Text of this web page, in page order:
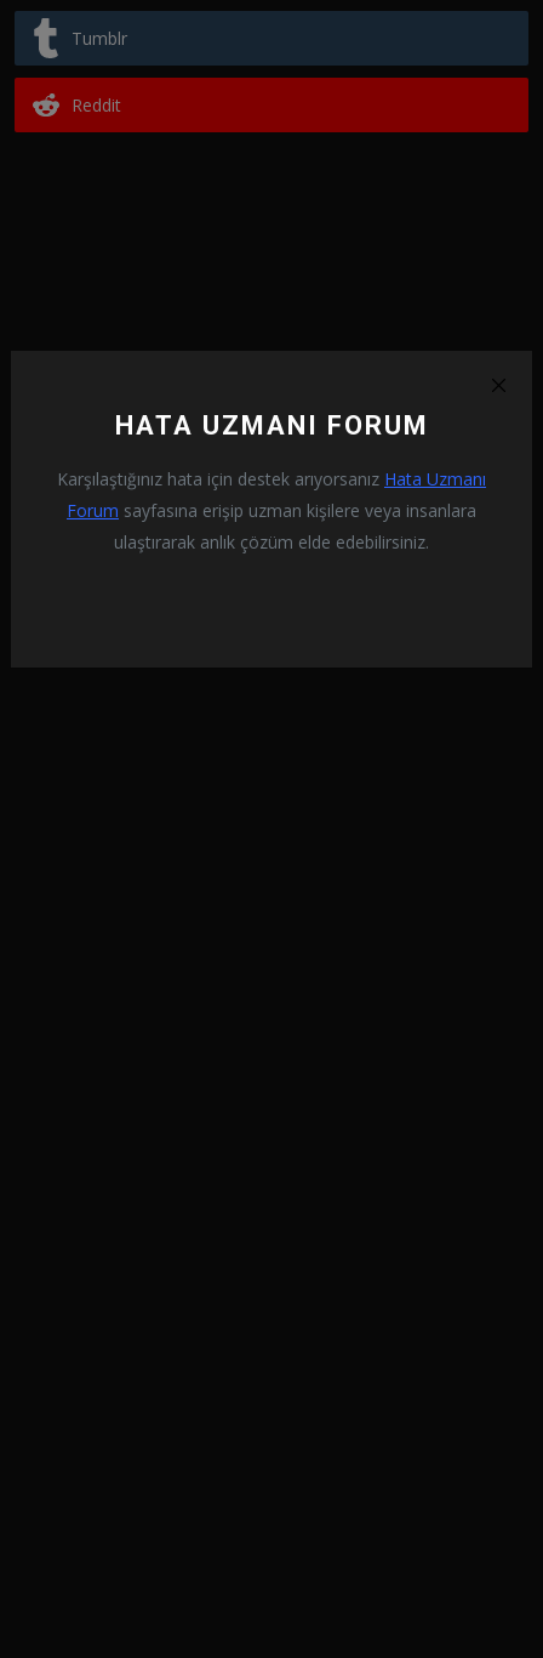
HATA UZMANI FORUM
Karşılaştığınız hata için destek arıyorsanız Hata Uzmanı
Forum sayfasına erişip uzman kişilere veya insanlara
ulaştırarak anlık çözüm elde edebilirsiniz.
Tumblr
Reddit